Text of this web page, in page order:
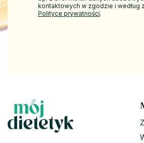
kontaktowych w zgodzie i według
Polityce prywatności.